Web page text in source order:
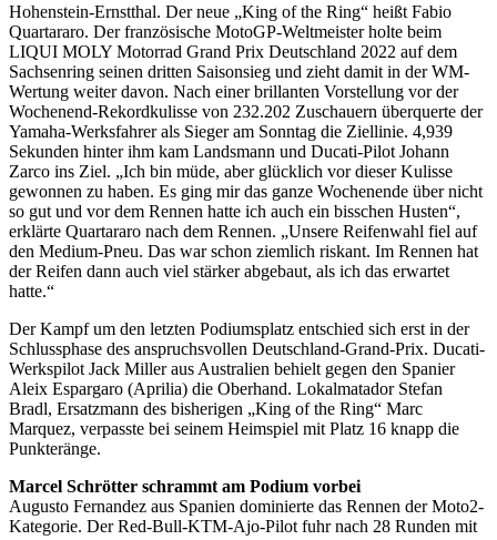
Hohenstein-Ernstthal. Der neue „King of the Ring“ heißt Fabio
Quartararo. Der französische MotoGP-Weltmeister holte beim
LIQUI MOLY Motorrad Grand Prix Deutschland 2022 auf dem
Sachsenring seinen dritten Saisonsieg und zieht damit in der WM-
Wertung weiter davon. Nach einer brillanten Vorstellung vor der
Wochenend-Rekordkulisse von 232.202 Zuschauern überquerte der
Yamaha-Werksfahrer als Sieger am Sonntag die Ziellinie. 4,939
Sekunden hinter ihm kam Landsmann und Ducati-Pilot Johann
Zarco ins Ziel. „Ich bin müde, aber glücklich vor dieser Kulisse
gewonnen zu haben. Es ging mir das ganze Wochenende über nicht
so gut und vor dem Rennen hatte ich auch ein bisschen Husten“,
erklärte Quartararo nach dem Rennen. „Unsere Reifenwahl fiel auf
den Medium-Pneu. Das war schon ziemlich riskant. Im Rennen hat
der Reifen dann auch viel stärker abgebaut, als ich das erwartet
hatte.“
Der Kampf um den letzten Podiumsplatz entschied sich erst in der
Schlussphase des anspruchsvollen Deutschland-Grand-Prix. Ducati-
Werkspilot Jack Miller aus Australien behielt gegen den Spanier
Aleix Espargaro (Aprilia) die Oberhand. Lokalmatador Stefan
Bradl, Ersatzmann des bisherigen „King of the Ring“ Marc
Marquez, verpasste bei seinem Heimspiel mit Platz 16 knapp die
Punkteränge.
Marcel Schrötter schrammt am Podium vorbei
Augusto Fernandez aus Spanien dominierte das Rennen der Moto2-
Kategorie. Der Red-Bull-KTM-Ajo-Pilot fuhr nach 28 Runden mit